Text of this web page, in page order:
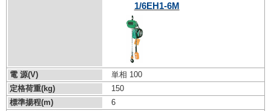
1/6EH1-6M
電 源(V)
単相 100
定格荷重(kg)
150
標準揚程(m)
6